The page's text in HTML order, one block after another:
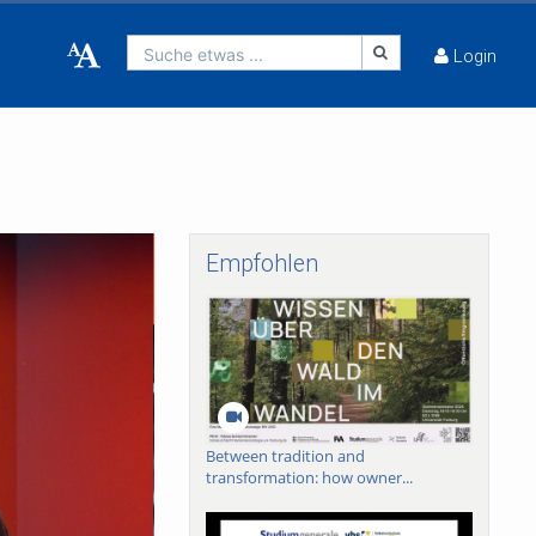
Suche etwas ... Login
Empfohlen
Between tradition and
transformation: how owner...